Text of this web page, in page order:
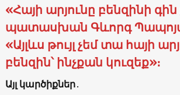
«Հայի արյունը բենզինի գին
պատասխան Գևորգ
«Այլևս թույլ չեմ տա հայի
բենզին՝ ինչքան կուզեք»։
Այլ կարծիքներ․